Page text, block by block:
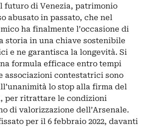
futuro di Venezia, patrimonio
abusato in passato, che nel
ha finalmente l’occasione di
storia in una chiave sostenibile
e ne garantisca la longevità. Si
formula efficace entro tempi
associazioni contestatrici sono
lo stop alla firma del
per ritrattare le condizioni
di valorizzazione dell’Arsenale.
per il 6 febbraio 2022, davanti